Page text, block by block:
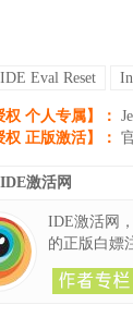
IDE Eval Reset
权 个人专属】：
权 正版激活】：
激活网
IDE激活网
的正版白嫖